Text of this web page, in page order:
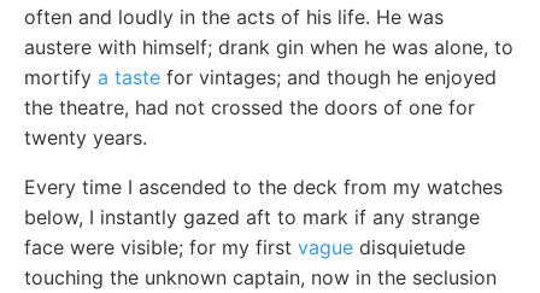
often and loudly in the acts of his life. He was
austere with himself; drank gin when he was alone, to
mortify a taste for vintages; and though he enjoyed
the theatre, had not crossed the doors of one for
twenty years.
Every time I ascended to the deck from my watches
below, I instantly gazed aft to mark if any strange
face were visible; for my first vague disquietude
touching the unknown captain, now in the seclusion